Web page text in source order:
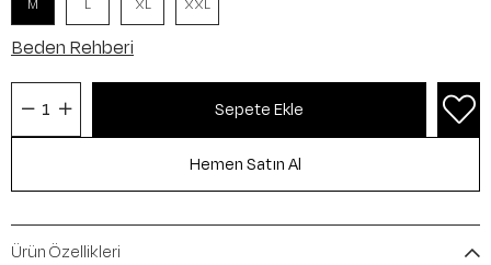
M L XL XXL
Beden Rehberi
Ürün Özellikleri